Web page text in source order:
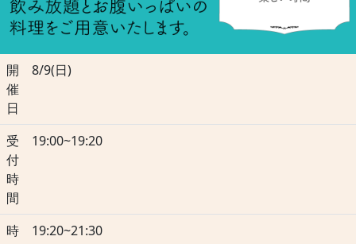
開
催
日
8/9(日)
受
付
時
間
19:00~19:20
時
19:20~21:30